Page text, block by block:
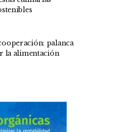
palanca
la alimentación